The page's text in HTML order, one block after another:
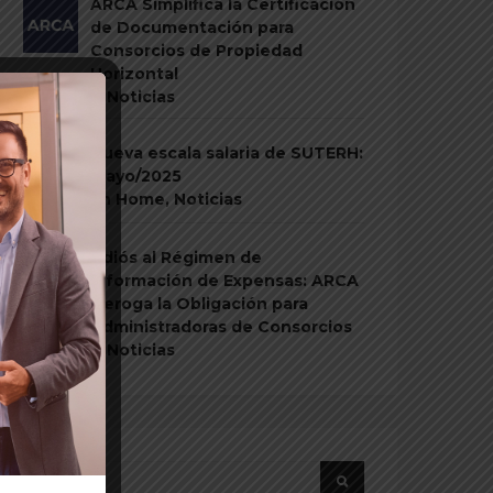
ARCA Simplifica la Certificación
de Documentación para
Consorcios de Propiedad
Horizontal
En
Home Noticias
Nueva escala salaria de SUTERH:
mayo/2025
Home, Noticias
Adiós al Régimen de
Información de Expensas: ARCA
Deroga la Obligación para
Administradoras de Consorcios
Home, Noticias